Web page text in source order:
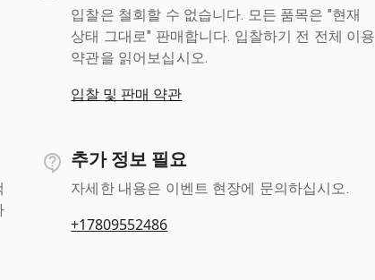
입찰은 철회할 수 없습니다. 모든 품목은 "현재
상태 그대로" 판매합니다. 입찰하기 전 전체 이용
약관을 읽어보십시오.
입찰 및 판매 약관
추가 정보 필요
자세한 내용은 이벤트 현장에 문의하십시오.
+17809552486